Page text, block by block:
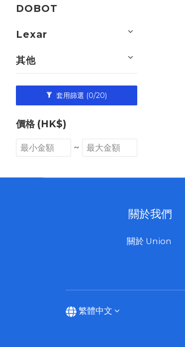
DOBOT
Lexar
其他
套用篩選 (0/20)
價格 (HK$)
~
關於我們
關於 Union
繁體中文